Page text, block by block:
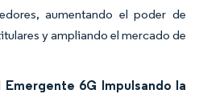
aumentando el poder de
y ampliando el mercado de
6G Impulsando la